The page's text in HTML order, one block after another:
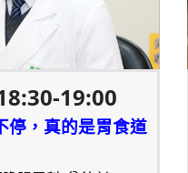
19:00
停，真的是胃食道